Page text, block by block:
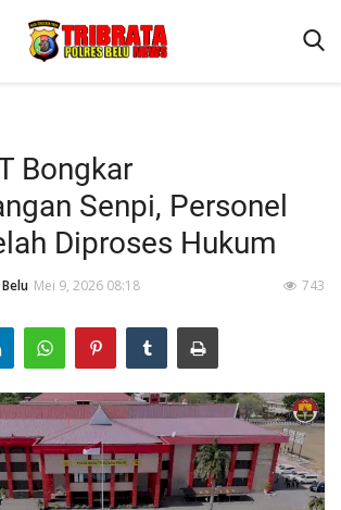
Bongkar
Senpi, Personel
Diproses Hukum
Mei 9, 2026 08:18 743